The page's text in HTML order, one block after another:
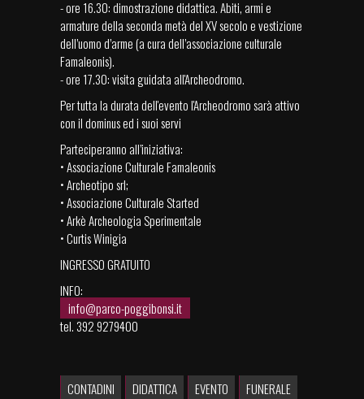
- ore 16.30: dimostrazione didattica. Abiti, armi e
armature della seconda metà del XV secolo e vestizione
dell’uomo d’arme (a cura dell’associazione culturale
Famaleonis).
- ore 17.30: visita guidata all'Archeodromo.
Per tutta la durata dell'evento l'Archeodromo sarà attivo
con il dominus ed i suoi servi
Parteciperanno all’iniziativa:
• Associazione Culturale Famaleonis
• Archeotipo srl;
• Associazione Culturale Started
• Arkè Archeologia Sperimentale
• Curtis Winigia
INGRESSO GRATUITO
INFO:
info@parco-poggibonsi.it
tel. 392 9279400
CONTADINI DIDATTICA EVENTO
FUNERALE